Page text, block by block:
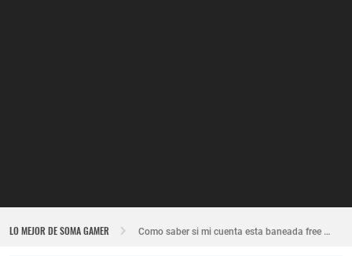
LO MEJOR DE SOMA GAMER Como saber si mi cuenta esta baneada free fire